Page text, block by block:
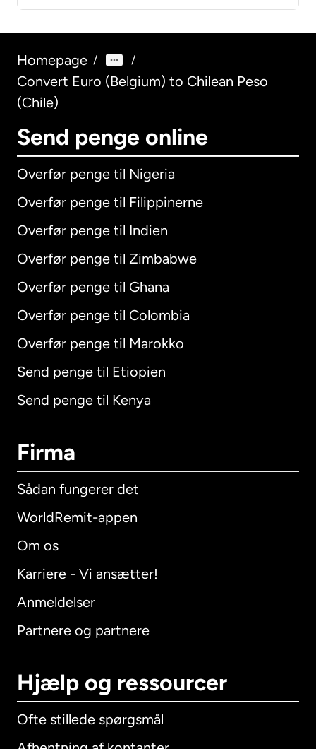
Homepage / /
Convert Euro (Belgium) to Chilean Peso
(Chile)
Send penge online
Overfør penge til Nigeria
Overfør penge til Filippinerne
Overfør penge til Indien
Overfør penge til Zimbabwe
Overfør penge til Ghana
Overfør penge til Colombia
Overfør penge til Marokko
Send penge til Etiopien
Send penge til Kenya
Firma
Sådan fungerer det
WorldRemit-appen
Om os
Karriere - Vi ansætter!
Anmeldelser
Partnere og partnere
Hjælp og ressourcer
Ofte stillede spørgsmål